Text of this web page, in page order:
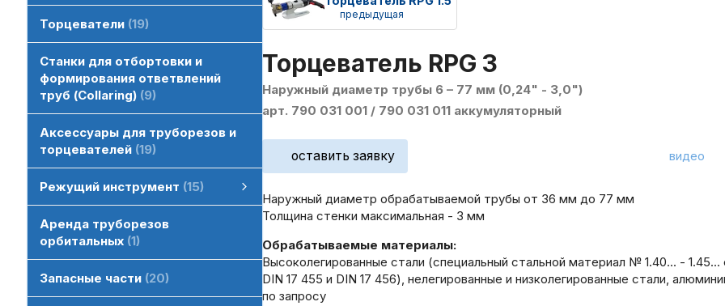
Торцеватели 19
Станки для отбортовки и
формирования ответвлений
труб (Collaring) 9
Аксессуары для труборезов и
торцевателей 19
Режущий инструмент 15
Аренда труборезов
орбитальных 1
Запасные части 20
предыдущая
Торцеватель RPG 3
Наружный диаметр трубы 6 – 77 мм (0,24" - 3,0")
арт. 790 031 001 / 790 031 011 аккумуляторный
оставить заявку видео
Наружный диаметр обрабатываемой трубы от 36 мм до 77 мм
Толщина стенки максимальная - 3 мм
Обрабатываемые материалы:
Высоколегированные стали (специальный стальной материал № 1.40... - 1.45...
DIN 17 455 и DIN 17 456), нелегированные и низколегированные стали,
по запросу